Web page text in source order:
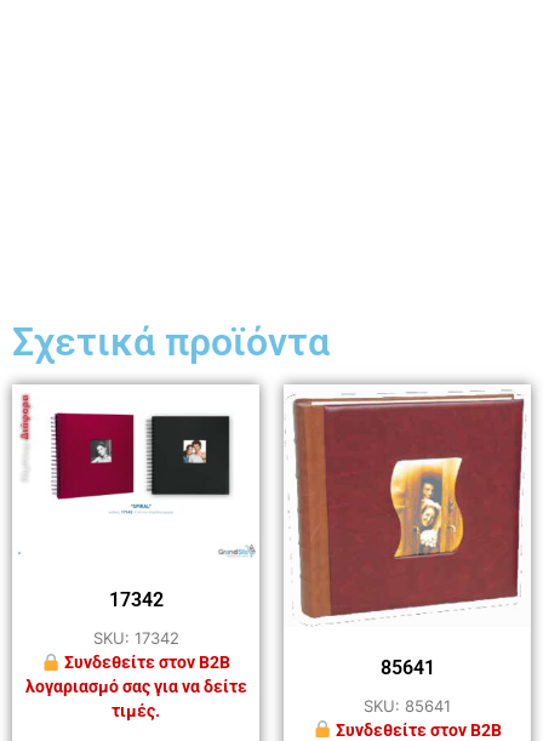
Σχετικά προϊόντα
17342
SKU: 17342
Συνδεθείτε στον B2B
λογαριασμό σας για να δείτε
τιμές.
85641
SKU: 85641
Συνδεθείτε στον B2B